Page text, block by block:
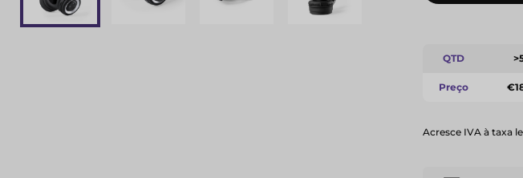
QTD
Preço
Acresce IVA à taxa